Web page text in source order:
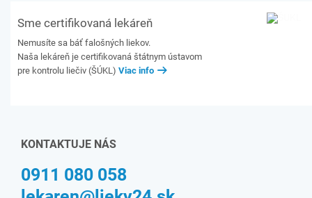
Sme certifikovaná lekáreň
Nemusíte sa báť falošných liekov.
Naša lekáreň je certifikovaná štátnym ústavom
pre kontrolu liečiv (ŠÚKL) Viac info
KONTAKTUJE NÁS
0911 080 058